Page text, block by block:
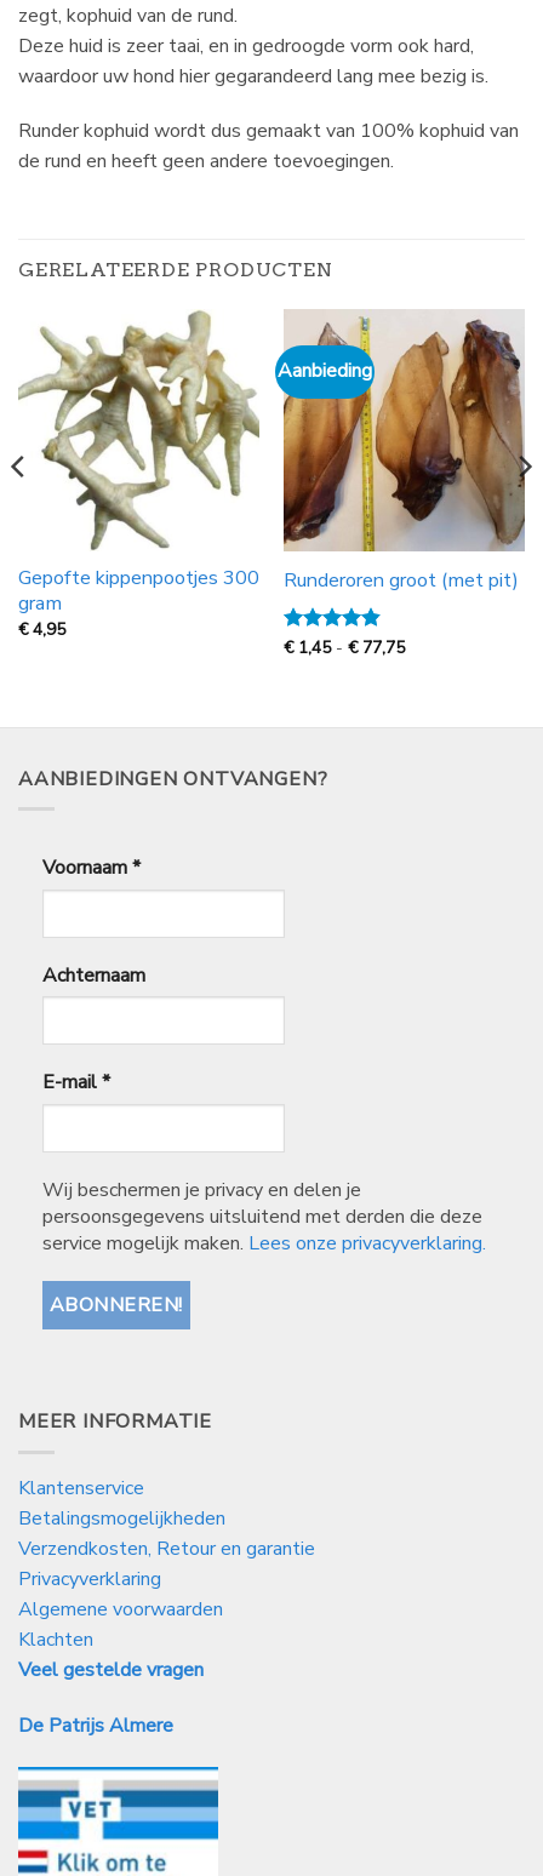
zegt, kophuid van de rund.
Deze huid is zeer taai, en in gedroogde vorm ook hard,
waardoor uw hond hier gegarandeerd lang mee bezig is.
Runder kophuid wordt dus gemaakt van 100% kophuid van
de rund en heeft geen andere toevoegingen.
GERELATEERDE PRODUCTEN
Gepofte kippenpootjes 300
gram
€4,95
Aanbieding
Runderoren groot (met pit)
Gewaardeerd
€ 1,45 - € 77,75Prijsklasse:
77,75
AANBIEDINGEN ONTVANGEN?
Voornaam*
Achternaam
E-mail*
Wij beschermen je privacy en delen je
persoonsgegevens uitsluitend met derden die deze
service mogelijk maken. Lees onze privacyverklaring.
MEER INFORMATIE
Klantenservice
Betalingsmogelijkheden
Verzendkosten, Retour en garantie
Privacyverklaring
Algemene voorwaarden
Klachten
Veel gestelde vragen
De Patrijs Almere